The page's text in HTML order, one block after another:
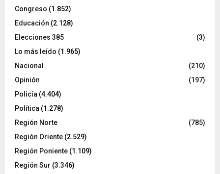
Congreso (1.852)
Educación (2.128)
Elecciones 385
(3)
Lo más leído (1.965)
Nacional
(210)
Opinión
(197)
Policía (4.404)
Política (1.278)
Región Norte
(785)
Región Oriente (2.529)
Región Poniente (1.109)
Región Sur (3.346)